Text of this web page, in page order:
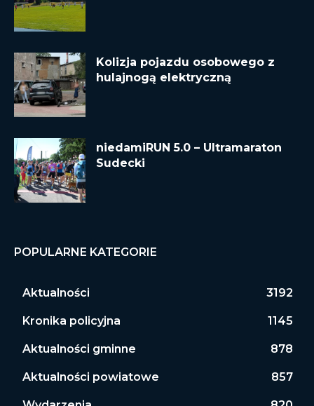
Kolizja pojazdu osobowego z
hulajnogą elektryczną
niedamiRUN 5.0 – Ultramaraton
Sudecki
POPULARNE KATEGORIE
Aktualności 3192
Kronika policyjna 1145
Aktualności gminne 878
Aktualności powiatowe 857